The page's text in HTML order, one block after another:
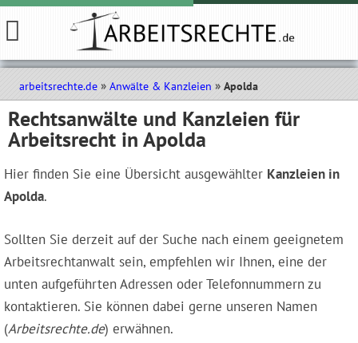
arbeitsrechte.de Anwälte & Kanzleien Apolda
Rechtsanwälte und Kanzleien für
Arbeitsrecht in Apolda
Hier finden Sie eine Übersicht ausgewählter Kanzleien in
Apolda.
Sollten Sie derzeit auf der Suche nach einem geeignetem
Arbeitsrechtanwalt sein, empfehlen wir Ihnen, eine der
unten aufgeführten Adressen oder Telefonnummern zu
kontaktieren. Sie können dabei gerne unseren Namen
(Arbeitsrechte.de) erwähnen.